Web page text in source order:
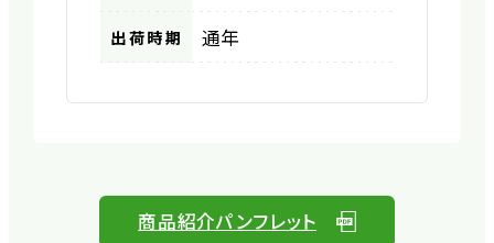
出荷時期 通年
商品紹介パンフレット